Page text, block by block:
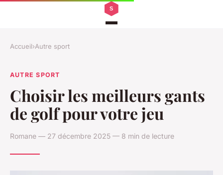
Accueil›Autre sport
AUTRE SPORT
Choisir les meilleurs gants
de golf pour votre jeu
Romane — 27 décembre 2025 — 8 min de lecture